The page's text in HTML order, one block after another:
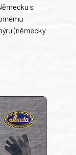
s
(německy